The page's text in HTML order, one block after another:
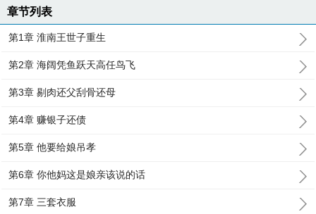
章节列表
第1章 淮南王世子重生
第2章 海阔凭鱼跃天高任鸟飞
第3章 剔肉还父刮骨还母
第4章 赚银子还债
第5章 他要给娘吊孝
第6章 你他妈这是娘亲该说的话
第7章 三套衣服